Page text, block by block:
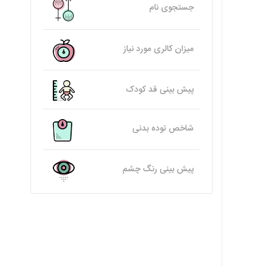
جستجوی نام
میزان کالری مورد نیاز
پیش بینی قد کودک
شاخص توده بدنی
پیش بینی رنگ چشم